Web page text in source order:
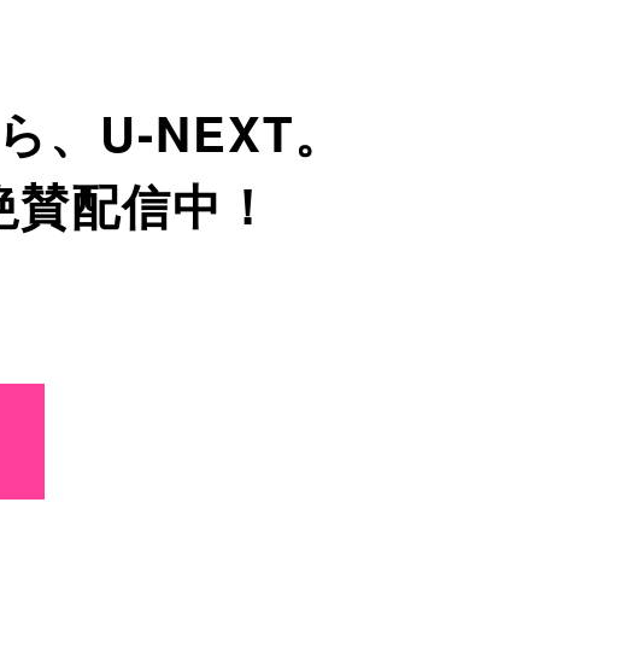
、 U-NEXT。
賛配信中！